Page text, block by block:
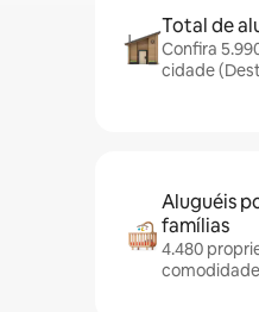
Total de
Confira
cidade
Aluguéis
famílias
4.480